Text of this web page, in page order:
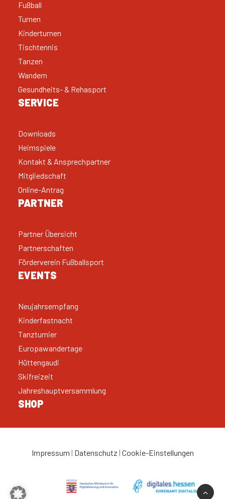
Fußball
Turnen
Kinderturnen
Tischtennis
Tanzen
Wandern
Gesundheits- & Rehasport
SERVICE
Downloads
Heimspiele
Kontakt & Ansprechpartner
Mitgliedschaft
Online-Antrag
PARTNER
Partner Übersicht
Partnerschaften
Förderverein Fußballsport
EVENTS
Neujahrsempfang
Kinderfastnacht
Tanzturnier
Europawandertage
Hüttengaudi
Skifreizeit
Jahreshauptversammlung
SHOP
Impressum | Datenschutz | Cookie-Einstellungen